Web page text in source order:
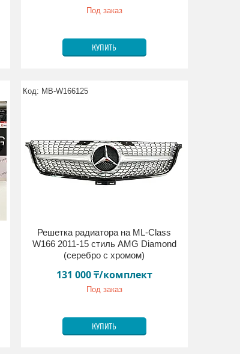
Под заказ
КУПИТЬ
MB-W166125
Решетка радиатора на ML-Class
W166 2011-15 стиль AMG Diamond
(серебро с хромом)
131 000 ₸/комплект
Под заказ
КУПИТЬ